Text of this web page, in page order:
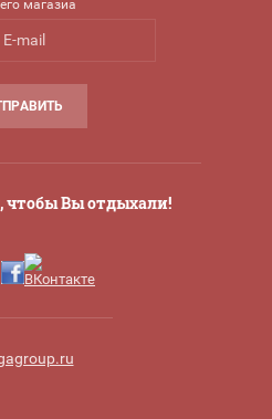
магазиа
чтобы Вы отдыхали!